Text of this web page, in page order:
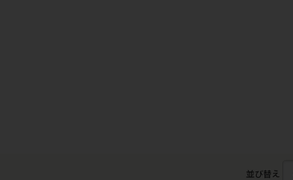
並び替え